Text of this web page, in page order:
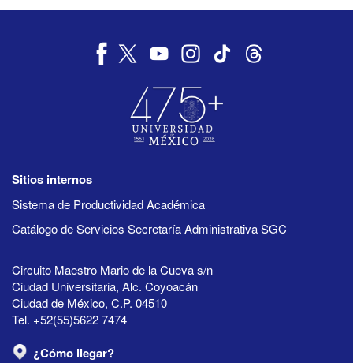
Sitios internos
Sistema de Productividad Académica
Catálogo de Servicios Secretaría Administrativa SGC
Circuito Maestro Mario de la Cueva s/n
Ciudad Universitaria, Alc. Coyoacán
Ciudad de México, C.P. 04510
Tel. +52(55)5622 7474
¿Cómo llegar?